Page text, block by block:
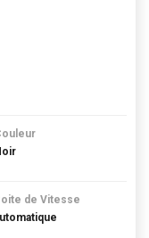
de Vitesse